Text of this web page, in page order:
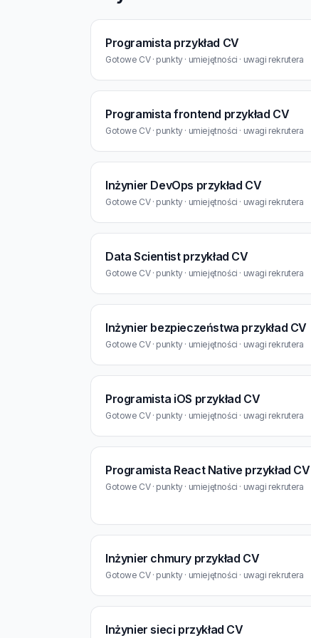
Programista przykład CV
Gotowe CV · punkty · umiejętności · uwagi rekrutera
Programista frontend przykład CV
Gotowe CV · punkty · umiejętności · uwagi rekrutera
Inżynier DevOps przykład CV
Gotowe CV · punkty · umiejętności · uwagi rekrutera
Data Scientist przykład CV
Gotowe CV · punkty · umiejętności · uwagi rekrutera
Inżynier bezpieczeństwa przykład CV
Gotowe CV · punkty · umiejętności · uwagi rekrutera
Programista iOS przykład CV
Gotowe CV · punkty · umiejętności · uwagi rekrutera
Programista React Native przykład CV
Gotowe CV · punkty · umiejętności · uwagi rekrutera
Inżynier chmury przykład CV
Gotowe CV · punkty · umiejętności · uwagi rekrutera
Inżynier sieci przykład CV